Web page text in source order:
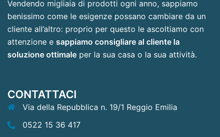
Vendendo migliaia di prodotti ogni anno, sappiamo
benissimo come le esigenze possano cambiare da un
cliente all’altro: proprio per questo le ascoltiamo con
attenzione e sappiamo consigliare al cliente la
soluzione ottimale per la sua casa o la sua attività.
CONTATTACI
Via della Repubblica n. 19/1 Reggio Emilia
0522 15 36 417